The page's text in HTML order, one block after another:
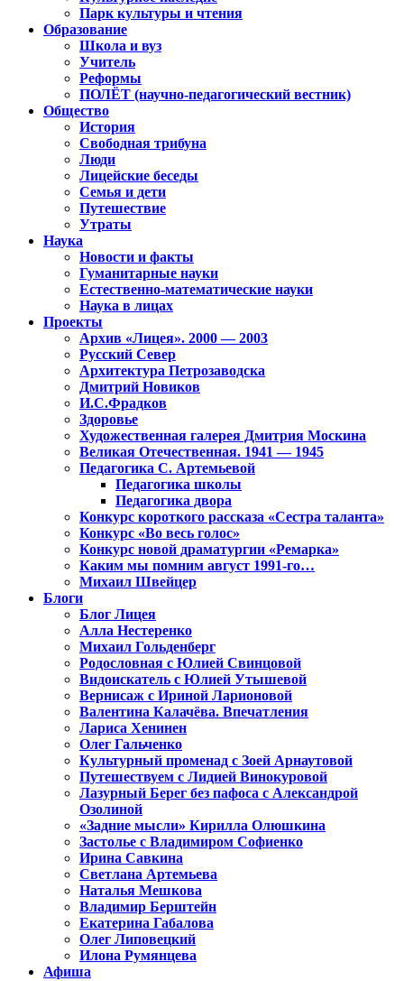
Парк культуры и чтения
Образование
Школа и вуз
Учитель
Реформы
ПОЛЁТ (научно-педагогический вестник)
Общество
История
Свободная трибуна
Люди
Лицейские беседы
Семья и дети
Путешествие
Утраты
Наука
Новости и факты
Гуманитарные науки
Естественно-математические науки
Наука в лицах
Проекты
Архив «Лицея». 2000 — 2003
Русский Север
Архитектура Петрозаводска
Дмитрий Новиков
И.С.Фрадков
Здоровье
Художественная галерея Дмитрия Москина
Великая Отечественная. 1941 — 1945
Педагогика С. Артемьевой
Педагогика школы
Педагогика двора
Конкурс короткого рассказа «Сестра таланта»
Конкурс «Во весь голос»
Конкурс новой драматургии «Ремарка»
Каким мы помним август 1991-го…
Михаил Швейцер
Блоги
Блог Лицея
Алла Нестеренко
Михаил Гольденберг
Родословная с Юлией Свинцовой
Видоискатель с Юлией Утышевой
Вернисаж с Ириной Ларионовой
Валентина Калачёва. Впечатления
Лариса Хенинен
Олег Гальченко
Культурный променад с Зоей Арнаутовой
Путешествуем с Лидией Винокуровой
Лазурный Берег без пафоса с Александрой
Озолиной
«Задние мысли» Кирилла Олюшкина
Застолье с Владимиром Софиенко
Ирина Савкина
Светлана Артемьева
Наталья Мешкова
Владимир Берштейн
Екатерина Габалова
Олег Липовецкий
Илона Румянцева
Афиша